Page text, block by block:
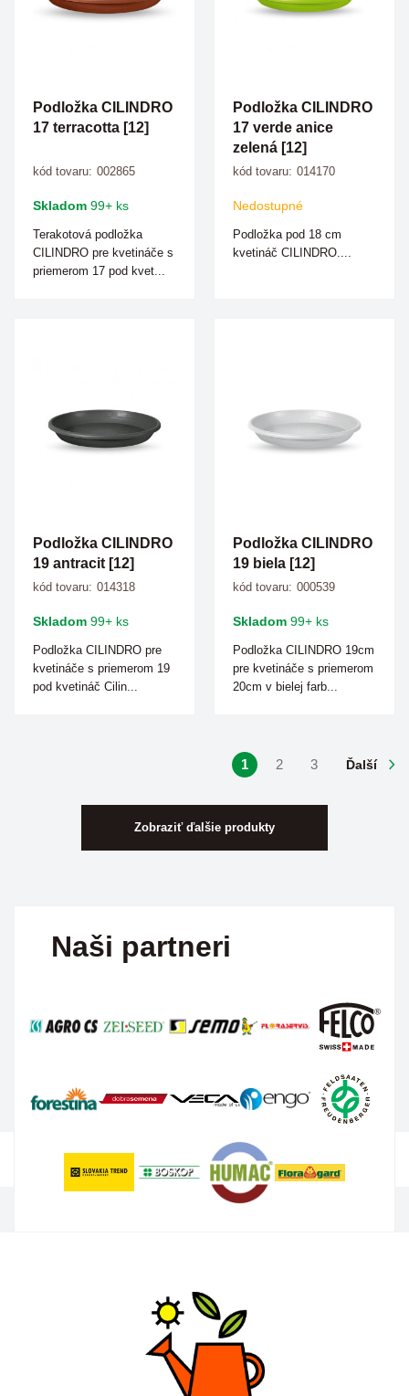
Podložka CILINDRO
17 terracotta [12]
kód tovaru: 002865
Skladom 99+ ks
Terakotová podložka
CILINDRO pre kvetináče s
priemerom 17 pod kvet...
Podložka CILINDRO
17 verde anice
zelená [12]
kód tovaru: 014170
Nedostupné
Podložka pod 18 cm
kvetináč CILINDRO....
Podložka CILINDRO
19 antracit [12]
kód tovaru: 014318
Skladom 99+ ks
Podložka CILINDRO pre
kvetináče s priemerom 19
pod kvetináč Cilin...
Podložka CILINDRO
19 biela [12]
kód tovaru: 000539
Skladom 99+ ks
Podložka CILINDRO 19cm
pre kvetináče s priemerom
20cm v bielej farb...
1 2 3 Ďalší
Zobraziť ďalšie produkty
Naši partneri